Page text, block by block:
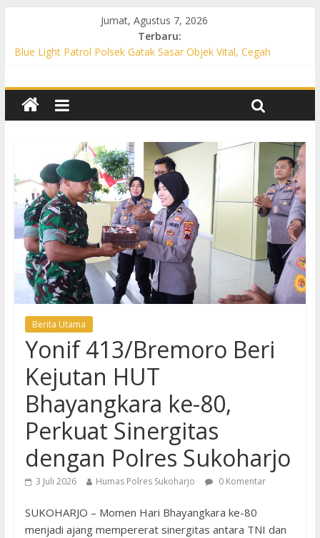
Jumat, Agustus 7, 2026
Terbaru:
Blue Light Patrol Polsek Gatak Sasar Objek Vital, Cegah
Permukiman, Antisipasi 3C dan Gangguan Kamtibmas
Patroli KRYD Polsek Baki Sisir Titik Rawan, Cegah 3C hingga
Patroli Blue Light Polsek Nguter Sasar Perbankan hingga
Permukiman, Antisipasi 3C dan Gangguan Kamtibmas
Blue Light Patrol Polsek Tawangsari Sisir Belasan Desa, Cegah
Kejahatan 3C dan Gangguan Kamtibmas
Berita Utama
Yonif 413/Bremoro Beri
Kejutan HUT
Bhayangkara ke-80,
Perkuat Sinergitas
dengan Polres Sukoharjo
3 Juli 2026 Humas Polres Sukoharjo 0 Komentar
SUKOHARJO – Momen Hari Bhayangkara ke-80
menjadi ajang mempererat sinergitas antara TNI dan